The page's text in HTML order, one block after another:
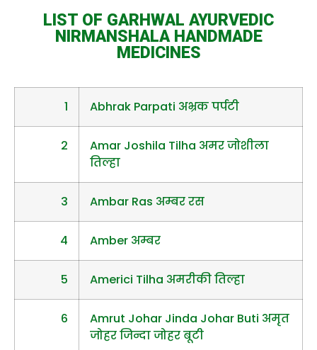
LIST OF GARHWAL AYURVEDIC
NIRMANSHALA HANDMADE
MEDICINES
1 Abhrak Parpati अभ्रक पर्पटी
2
Amar Joshila Tilha अमर जोशीला
तिल्हा
3 Ambar Ras अम्बर रस
4 Amber अम्बर
5 Americi Tilha अमरीकी तिल्हा
6
Amrut Johar Jinda Johar Buti अमृत
जोहर जिन्दा जोहर बूटी